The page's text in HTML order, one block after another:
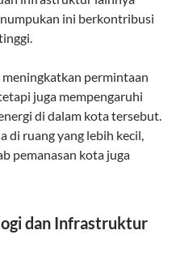
ini berkontribusi
permintaan
juga mempengaruhi
di dalam kota tersebut.
di ruang yang lebih kecil,
pemanasan kota juga
dan Infrastruktur